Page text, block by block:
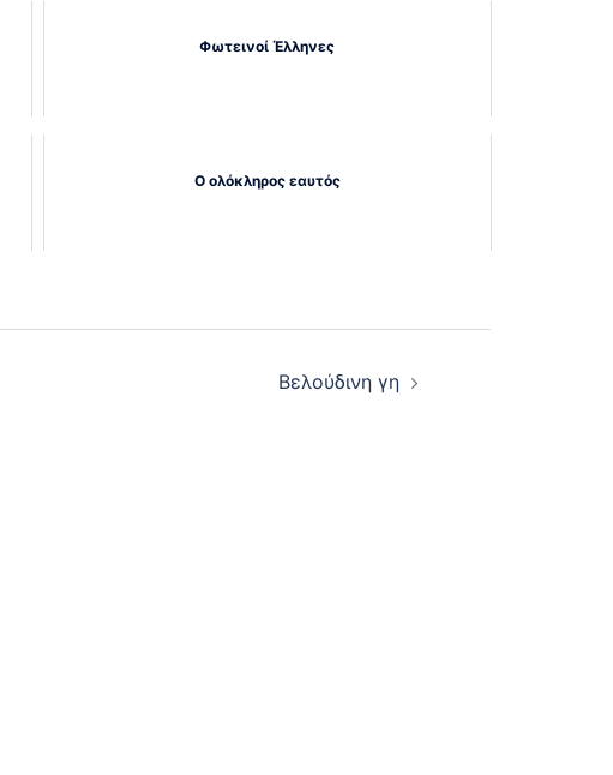
Φωτεινοί Έλληνες
Ο ολόκληρος εαυτός
Βελούδινη γη